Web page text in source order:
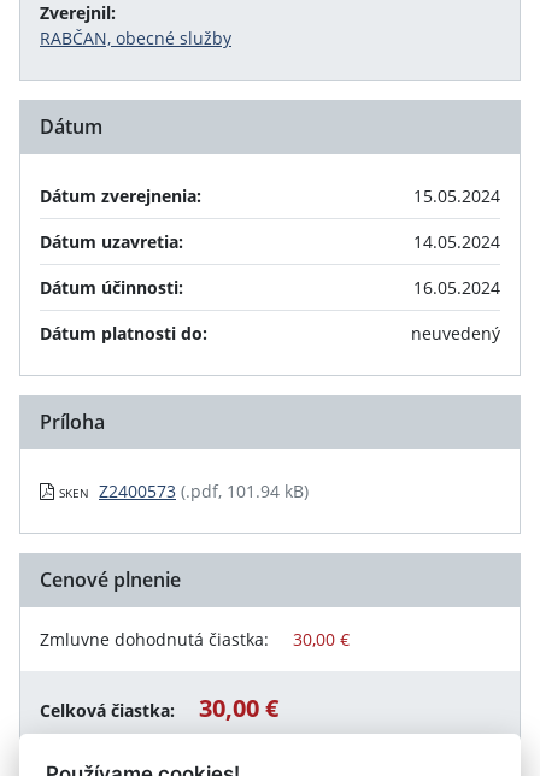
Zverejnil:
RABČAN, obecné služby
Dátum
Dátum zverejnenia:
15.05.2024
Dátum uzavretia:
14.05.2024
Dátum účinnosti:
16.05.2024
Dátum platnosti do:
neuvedený
Príloha
SKEN Z2400573 (.pdf, 101.94 kB)
Cenové plnenie
Zmluvne dohodnutá čiastka: 30,00 €
Celková čiastka: 30,00 €